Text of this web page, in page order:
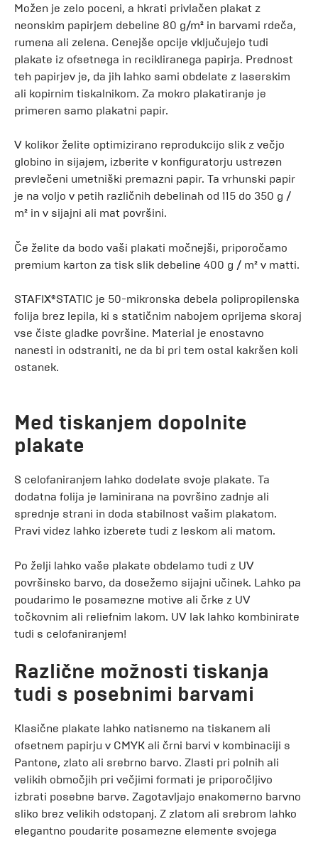
Možen je zelo poceni, a hkrati privlačen plakat z
neonskim papirjem debeline 80 g/m² in barvami rdeča,
rumena ali zelena. Cenejše opcije vključujejo tudi
plakate iz ofsetnega in recikliranega papirja. Prednost
teh papirjev je, da jih lahko sami obdelate z laserskim
ali kopirnim tiskalnikom. Za mokro plakatiranje je
primeren samo plakatni papir.
V kolikor želite optimizirano reprodukcijo slik z večjo
globino in sijajem, izberite v konfiguratorju ustrezen
prevlečeni umetniški premazni papir. Ta vrhunski papir
je na voljo v petih različnih debelinah od 115 do 350 g /
m² in v sijajni ali mat površini.
Če želite da bodo vaši plakati močnejši, priporočamo
premium karton za tisk slik debeline 400 g / m² v matti.
STAFIX®STATIC je 50-mikronska debela polipropilenska
folija brez lepila, ki s statičnim nabojem oprijema skoraj
vse čiste gladke površine. Material je enostavno
nanesti in odstraniti, ne da bi pri tem ostal kakršen koli
ostanek.
Med tiskanjem dopolnite
plakate
S celofaniranjem lahko dodelate svoje plakate. Ta
dodatna folija je laminirana na površino zadnje ali
sprednje strani in doda stabilnost vašim plakatom.
Pravi videz lahko izberete tudi z leskom ali matom.
Po želji lahko vaše plakate obdelamo tudi z UV
površinsko barvo, da dosežemo sijajni učinek. Lahko pa
poudarimo le posamezne motive ali črke z UV
točkovnim ali reliefnim lakom. UV lak lahko kombinirate
tudi s celofaniranjem!
Različne možnosti tiskanja
tudi s posebnimi barvami
Klasične plakate lahko natisnemo na tiskanem ali
ofsetnem papirju v CMYK ali črni barvi v kombinaciji s
Pantone, zlato ali srebrno barvo. Zlasti pri polnih ali
velikih območjih pri večjimi formati je priporočljivo
izbrati posebne barve. Zagotavljajo enakomerno barvno
sliko brez velikih odstopanj. Z zlatom ali srebrom lahko
elegantno poudarite posamezne elemente svojega